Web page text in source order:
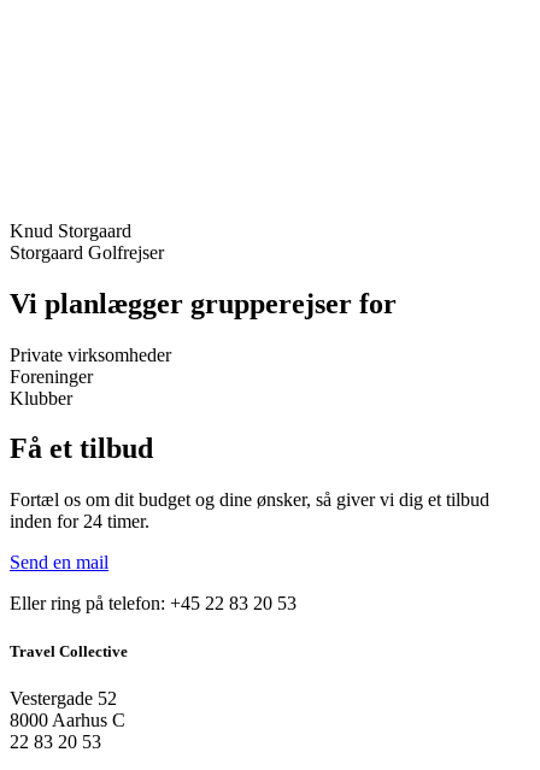
Knud Storgaard
Storgaard Golfrejser
Vi planlægger grupperejser for
Private virksomheder
Foreninger
Klubber
Få et tilbud
Fortæl os om dit budget og dine ønsker, så giver vi dig et tilbud
inden for 24 timer.
Send en mail
Eller ring på telefon: +45 22 83 20 53
Travel Collective
Vestergade 52
8000 Aarhus C
22 83 20 53